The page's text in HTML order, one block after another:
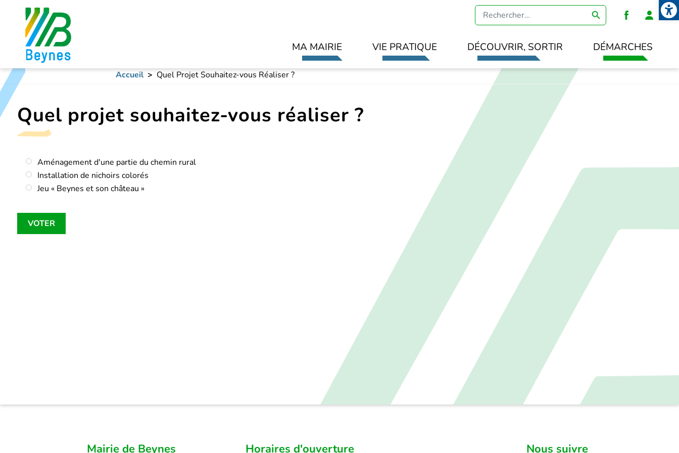
MA MAIRIE VIE PRATIQUE DÉCOUVRIR, SORTIR DÉMARCHES
Accueil Quel Projet Souhaitez-vous Réaliser ?
Quel projet souhaitez-vous réaliser ?
ChoixAménagement d'une partie du chemin rural
Installation de nichoirs colorés
Jeu « Beynes et son château »
VOTER
Mairie de Beynes Horaires d'ouverture Nous suivre